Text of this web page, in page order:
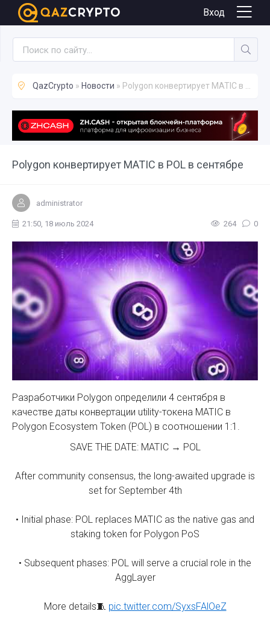
Вход
QazCrypto » Новости » Polygon конвертирует MATIC в POL в сентябре
Polygon конвертирует MATIC в POL в сентябре
Новости
administrator
21:50, 18 июль 2024 264 0
Разработчики Polygon определили 4 сентября в
качестве даты конвертации utility-токена MATIC в
Polygon Ecosystem Token (POL) в соотношении 1:1.
SAVE THE DATE: MATIC → POL
After community consensus, the long-awaited upgrade is
set for September 4th
• Initial phase: POL replaces MATIC as the native gas and
staking token for Polygon PoS
• Subsequent phases: POL will serve a crucial role in the
AggLayer
More details🧵 pic.twitter.com/SyxsFAlOeZ